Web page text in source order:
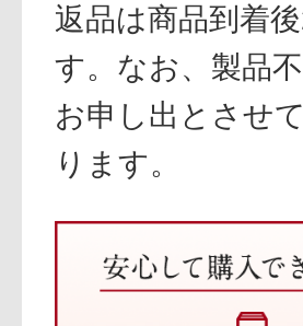
返品は商品到着
す。なお、製品
お申し出とさせ
ります。